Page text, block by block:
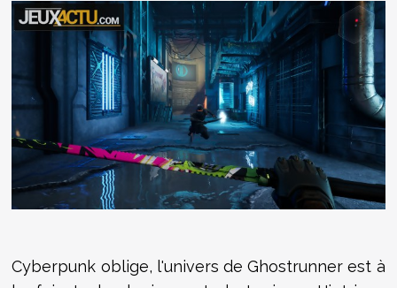
Cyberpunk oblige, l'univers de Ghostrunner est à